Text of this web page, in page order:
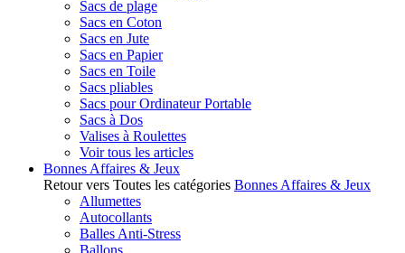
Sacs de plage
Sacs en Coton
Sacs en Jute
Sacs en Papier
Sacs en Toile
Sacs pliables
Sacs pour Ordinateur Portable
Sacs à Dos
Valises à Roulettes
Voir tous les articles
Bonnes Affaires & Jeux
Retour vers Toutes les catégories Bonnes Affaires & Jeux
Allumettes
Autocollants
Balles Anti-Stress
Ballons